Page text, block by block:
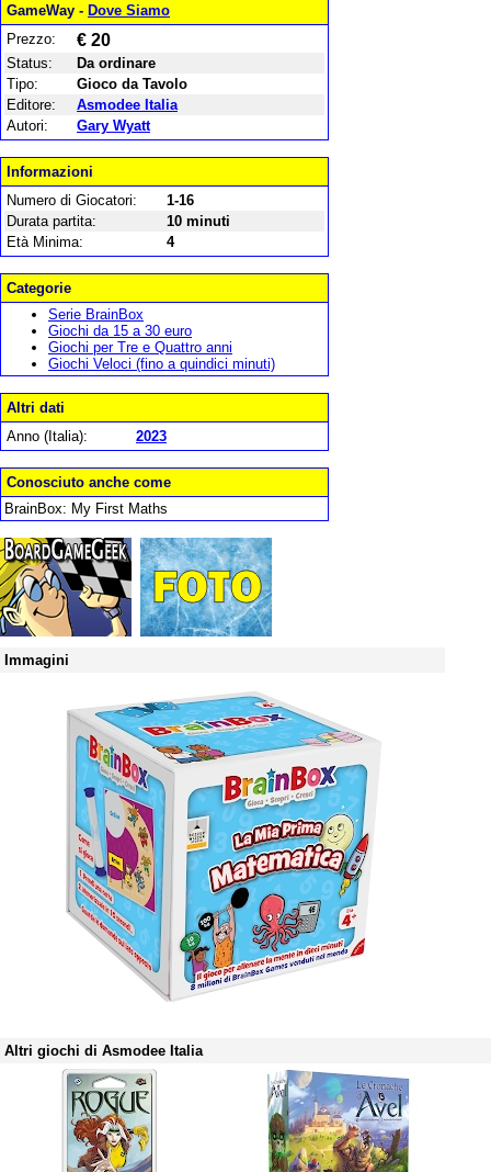
GameWay - Dove Siamo
Prezzo:
€ 20
Status:
Da ordinare
Tipo:
Gioco da Tavolo
Editore:
Asmodee Italia
Autori:
Gary Wyatt
Informazioni
Numero di Giocatori:
1-16
Durata partita:
10 minuti
Età Minima:
4
Categorie
Serie BrainBox
Giochi da 15 a 30 euro
Giochi per Tre e Quattro anni
Giochi Veloci (fino a quindici minuti)
Altri dati
Anno (Italia):
2023
Conosciuto anche come
BrainBox: My First Maths
Immagini
Altri giochi di Asmodee Italia